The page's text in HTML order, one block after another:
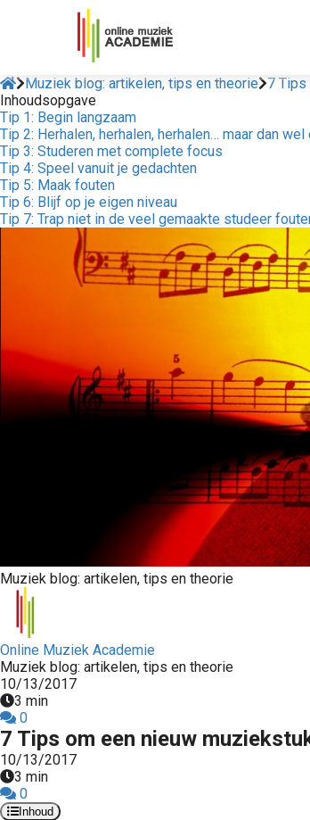
Muziek blog: artikelen, tips en theorie 7 Tips
Inhoudsopgave
Tip 1: Begin langzaam
Tip 2: Herhalen, herhalen, herhalen… maar dan
Tip 3: Studeren met complete focus
Tip 4: Speel vanuit je gedachten
Tip 5: Maak fouten
Tip 6: Blijf op je eigen niveau
Tip 7: Trap niet in de veel gemaakte studeer
Muziek blog: artikelen, tips en theorie
Online Muziek Academie
Muziek blog: artikelen, tips en theorie
10/13/2017
3 min
0
7 Tips om een nieuw
10/13/2017
3 min
0
Inhoud